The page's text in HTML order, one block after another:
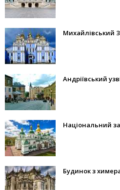
Михайлівський
Андріївський
Національний
Будинок з